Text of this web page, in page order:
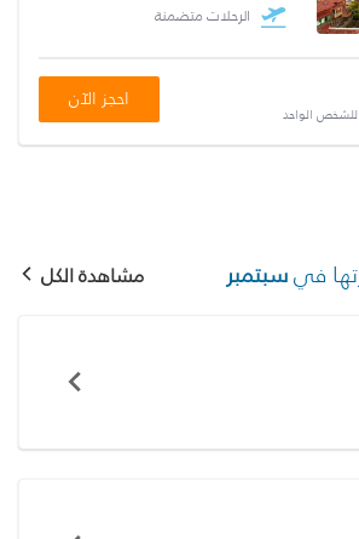
الرحلات متضمنة
للشخص الواحد
احجز الآن
فيسبتمبر مشاهدة الكل